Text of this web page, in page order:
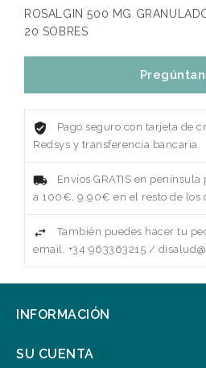
ROSALGIN 500 MG
20 SOBRES
Pago seguro con tarjeta de
Redsys y transferencia bancaria.
Envíos GRATIS en
a 100€, 9.90€ en el resto de los
También puedes hacer tu
email. +34 963363215 /
INFORMACIÓN
SU CUENTA